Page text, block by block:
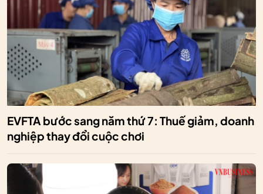
EVFTA bước sang năm thứ 7: Thuế giảm, doanh
nghiệp thay đổi cuộc chơi